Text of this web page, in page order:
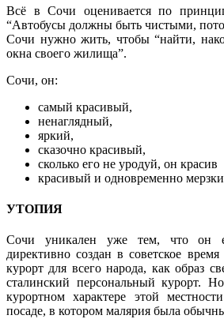
Всё в Сочи оценивается по
“Автобусы должны быть чистыми,
Сочи нужно жить, чтобы “найти,
окна своего жилища”.
Сочи, он:
самый красивый,
ненаглядный,
яркий,
сказочно красивый,
сколько его не уродуй, он красив
красивый и одновременно
УТОПИЯ
Сочи уникален уже тем, что он
директивно создан в советское
курорт для всего народа, как образ
сталинский персональный курорт.
курортном характере этой
посаде, в котором малярия была